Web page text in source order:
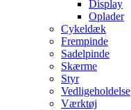
Display
Oplader
Cykeldæk
Frempinde
Sadelpinde
Skærme
Styr
Vedligeholdelse
Værktøj